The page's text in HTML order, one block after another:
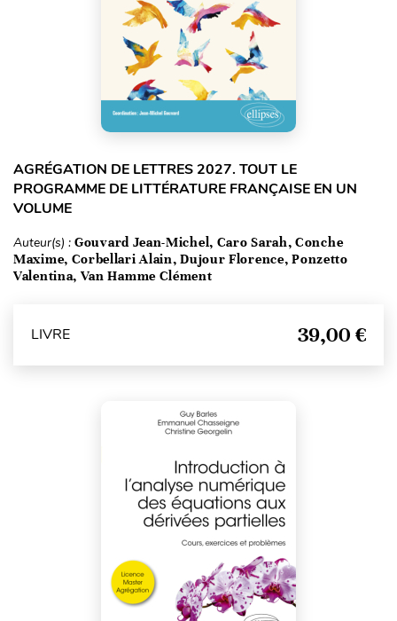
AGRÉGATION DE LETTRES 2027. TOUT LE
PROGRAMME DE LITTÉRATURE FRANÇAISE EN UN
VOLUME
Auteur(s) : Gouvard Jean-Michel, Caro Sarah, Conche
Maxime, Corbellari Alain, Dujour Florence, Ponzetto
Valentina, Van Hamme Clément
LIVRE 39,00 €